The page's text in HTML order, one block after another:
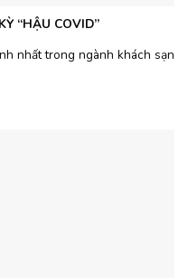
“HẬU COVID”
nhất trong ngành khách sạn